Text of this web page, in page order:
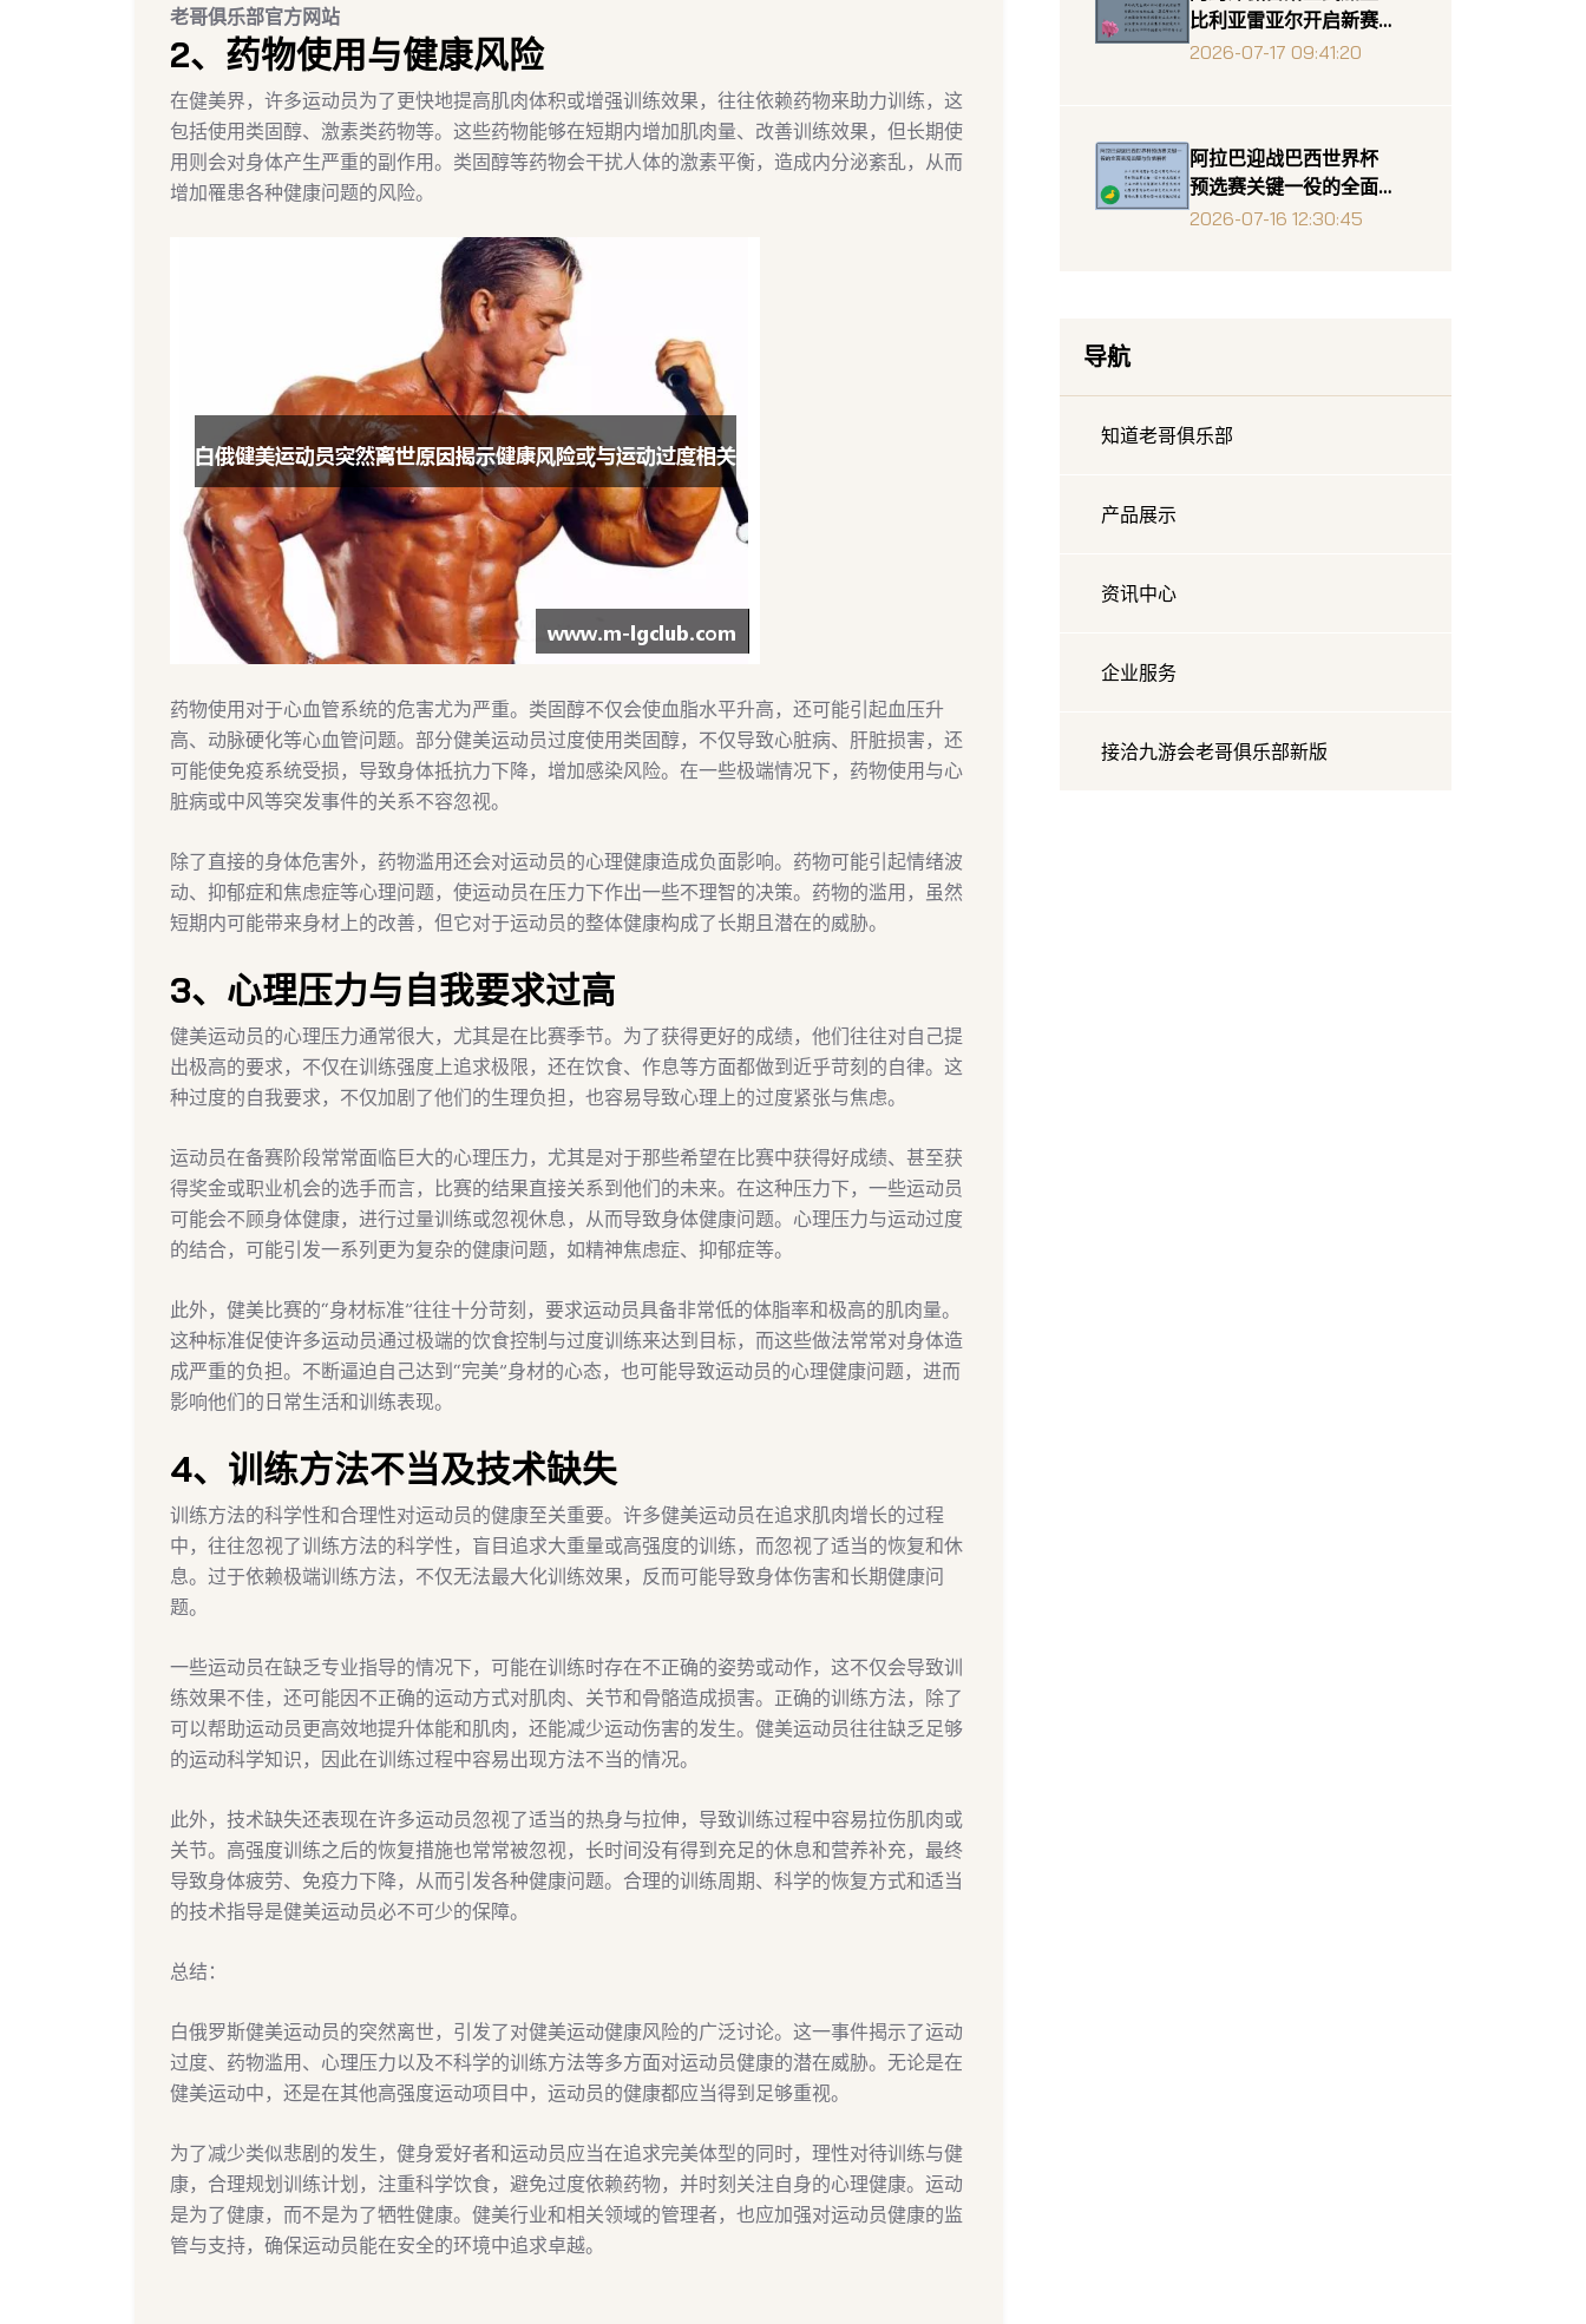
老哥俱乐部官方网站
2、药物使用与健康风险
在健美界，许多运动员为了更快地提高肌肉体积或增强训练效果，往往依赖药物来助力训练，这
包括使用类固醇、激素类药物等。这些药物能够在短期内增加肌肉量、改善训练效果，但长期使
用则会对身体产生严重的副作用。类固醇等药物会干扰人体的激素平衡，造成内分泌紊乱，从而
增加罹患各种健康问题的风险。
药物使用对于心血管系统的危害尤为严重。类固醇不仅会使血脂水平升高，还可能引起血压升
高、动脉硬化等心血管问题。部分健美运动员过度使用类固醇，不仅导致心脏病、肝脏损害，还
可能使免疫系统受损，导致身体抵抗力下降，增加感染风险。在一些极端情况下，药物使用与心
脏病或中风等突发事件的关系不容忽视。
除了直接的身体危害外，药物滥用还会对运动员的心理健康造成负面影响。药物可能引起情绪波
动、抑郁症和焦虑症等心理问题，使运动员在压力下作出一些不理智的决策。药物的滥用，虽然
短期内可能带来身材上的改善，但它对于运动员的整体健康构成了长期且潜在的威胁。
3、心理压力与自我要求过高
健美运动员的心理压力通常很大，尤其是在比赛季节。为了获得更好的成绩，他们往往对自己提
出极高的要求，不仅在训练强度上追求极限，还在饮食、作息等方面都做到近乎苛刻的自律。这
种过度的自我要求，不仅加剧了他们的生理负担，也容易导致心理上的过度紧张与焦虑。
运动员在备赛阶段常常面临巨大的心理压力，尤其是对于那些希望在比赛中获得好成绩、甚至获
得奖金或职业机会的选手而言，比赛的结果直接关系到他们的未来。在这种压力下，一些运动员
可能会不顾身体健康，进行过量训练或忽视休息，从而导致身体健康问题。心理压力与运动过度
的结合，可能引发一系列更为复杂的健康问题，如精神焦虑症、抑郁症等。
此外，健美比赛的“身材标准”往往十分苛刻，要求运动员具备非常低的体脂率和极高的肌肉量。
这种标准促使许多运动员通过极端的饮食控制与过度训练来达到目标，而这些做法常常对身体造
成严重的负担。不断逼迫自己达到“完美”身材的心态，也可能导致运动员的心理健康问题，进而
影响他们的日常生活和训练表现。
4、训练方法不当及技术缺失
训练方法的科学性和合理性对运动员的健康至关重要。许多健美运动员在追求肌肉增长的过程
中，往往忽视了训练方法的科学性，盲目追求大重量或高强度的训练，而忽视了适当的恢复和休
息。过于依赖极端训练方法，不仅无法最大化训练效果，反而可能导致身体伤害和长期健康问
题。
一些运动员在缺乏专业指导的情况下，可能在训练时存在不正确的姿势或动作，这不仅会导致训
练效果不佳，还可能因不正确的运动方式对肌肉、关节和骨骼造成损害。正确的训练方法，除了
可以帮助运动员更高效地提升体能和肌肉，还能减少运动伤害的发生。健美运动员往往缺乏足够
的运动科学知识，因此在训练过程中容易出现方法不当的情况。
此外，技术缺失还表现在许多运动员忽视了适当的热身与拉伸，导致训练过程中容易拉伤肌肉或
关节。高强度训练之后的恢复措施也常常被忽视，长时间没有得到充足的休息和营养补充，最终
导致身体疲劳、免疫力下降，从而引发各种健康问题。合理的训练周期、科学的恢复方式和适当
的技术指导是健美运动员必不可少的保障。
总结：
白俄罗斯健美运动员的突然离世，引发了对健美运动健康风险的广泛讨论。这一事件揭示了运动
过度、药物滥用、心理压力以及不科学的训练方法等多方面对运动员健康的潜在威胁。无论是在
健美运动中，还是在其他高强度运动项目中，运动员的健康都应当得到足够重视。
为了减少类似悲剧的发生，健身爱好者和运动员应当在追求完美体型的同时，理性对待训练与健
康，合理规划训练计划，注重科学饮食，避免过度依赖药物，并时刻关注自身的心理健康。运动
是为了健康，而不是为了牺牲健康。健美行业和相关领域的管理者，也应加强对运动员健康的监
管与支持，确保运动员能在安全的环境中追求卓越。
比利亚雷亚尔开启新赛
季征程
2026-07-17 09:41:20
阿拉巴迎战巴西世界杯
预选赛关键一役的全面
表现回顾与价值解析
2026-07-16 12:30:45
导航
知道老哥俱乐部
产品展示
资讯中心
企业服务
接洽九游会老哥俱乐部新版